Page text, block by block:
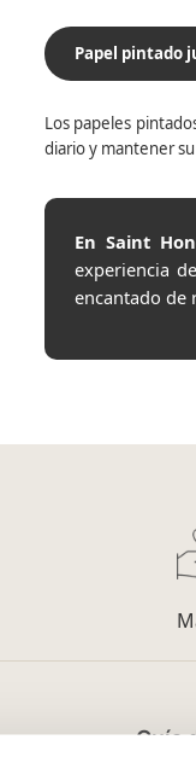
Papel pintado
Los papeles
diario y mantener
En Saint
experiencia
encantado de
Guía